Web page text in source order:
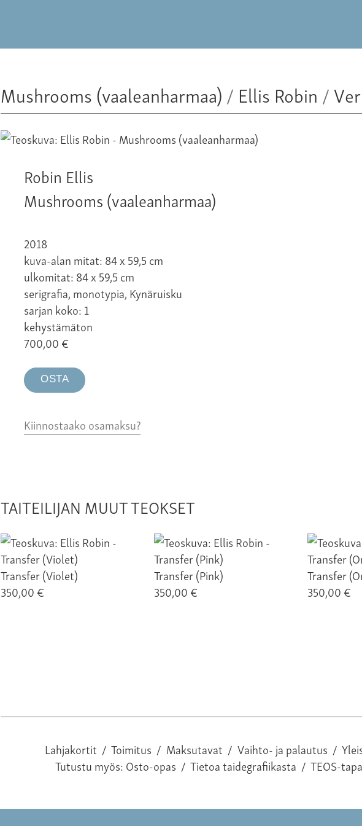
Mushrooms (vaaleanharmaa)/ Ellis Robin /
Robin Ellis
Mushrooms (vaaleanharmaa)
2018
kuva-alan mitat: 84 x 59,5 cm
ulkomitat: 84 x 59,5 cm
serigrafia, monotypia, Kynäruisku
sarjan koko: 1
kehystämäton
700,00€
OSTA
Kiinnostaako osamaksu?
TAITEILIJAN MUUT TEOKSET
Transfer (Violet)
350,00 €
Transfer (Pink)
350,00 €
Transfer
350,00 €
Lahjakortit / Toimitus / Maksutavat / Vaihto- ja palautus /
Tutustu myös:Osto-opas / Tietoa taidegrafiikasta / TEOS-